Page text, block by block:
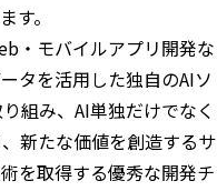
す。
・モバイルアプリ開発な
タを活用した独自のAIソ
組み、AI単独だけでなく
新たな価値を創造するサ
を取得する優秀な開発チ